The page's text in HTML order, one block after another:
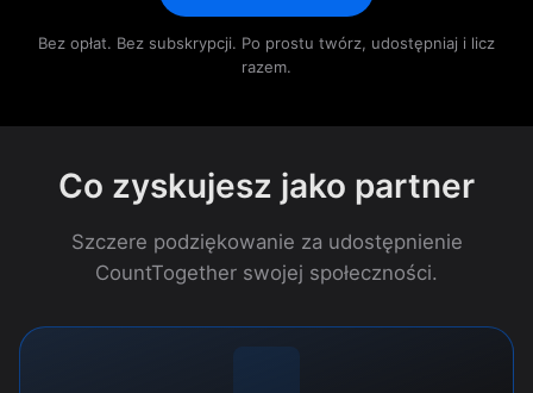
Bez opłat. Bez subskrypcji. Po prostu twórz, udostępniaj i licz
razem.
Co zyskujesz jako partner
Szczere podziękowanie za udostępnienie
CountTogether swojej społeczności.